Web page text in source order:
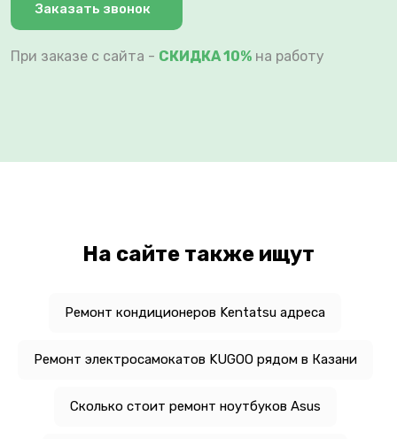
Заказать звонок
При заказе с сайта - СКИДКА 10% на работу
На сайте также ищут
Ремонт кондиционеров Kentatsu адреса
Ремонт электросамокатов KUGOO рядом в Казани
Сколько стоит ремонт ноутбуков Asus